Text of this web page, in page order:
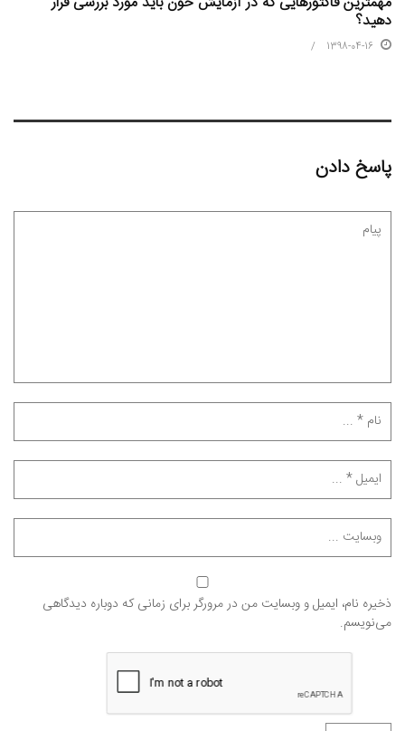
دهید؟
1398-04-16
پاسخ دادن
ذخیره نام، ایمیل و وبسایت من در مرورگر برای زمانی که دوباره دیدگاهی
می‌نویسم.